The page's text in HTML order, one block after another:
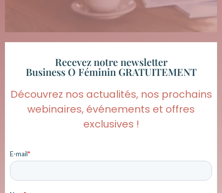
Recevez notre newsletter
Business O Féminin GRATUITEMENT
Découvrez nos actualités, nos prochains
webinaires, événements et offres
exclusives !